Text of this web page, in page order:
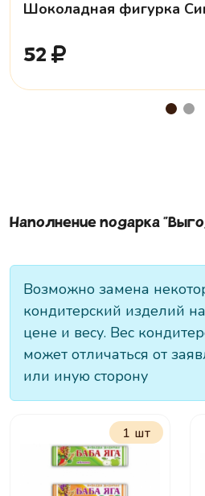
Шоколадная фигурка
52
Наполнение подарка "
Возможно замена
кондитерский изделий
цене и весу. Вес
может отличаться от
или иную сторону
1 шт